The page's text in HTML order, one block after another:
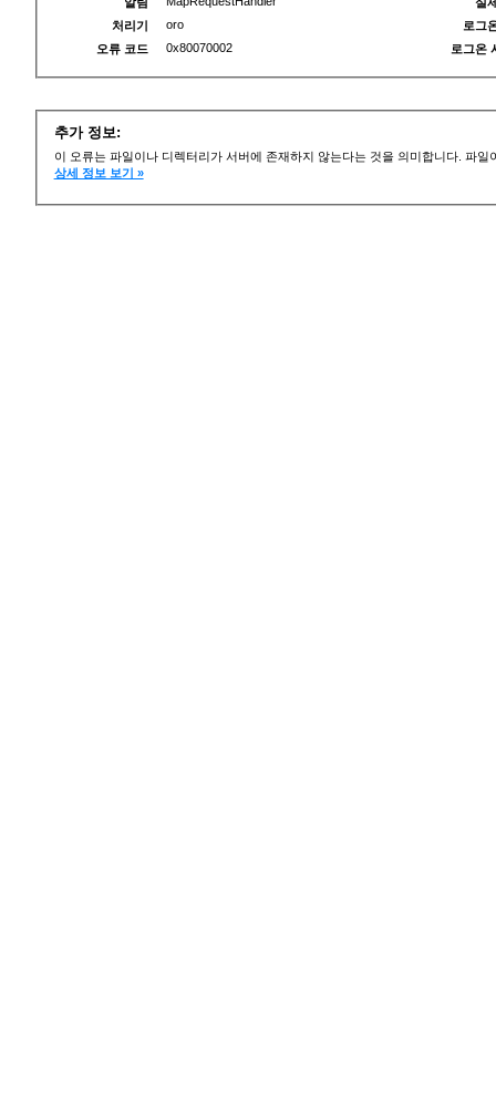
처리기
oro
오류 코드
0x80070002
로그
로그온
추가 정보:
이 오류는 파일이나 디렉터리가 서버에 존재하지 않는다는 것을 의미합니다. 파
상세 정보 보기 »